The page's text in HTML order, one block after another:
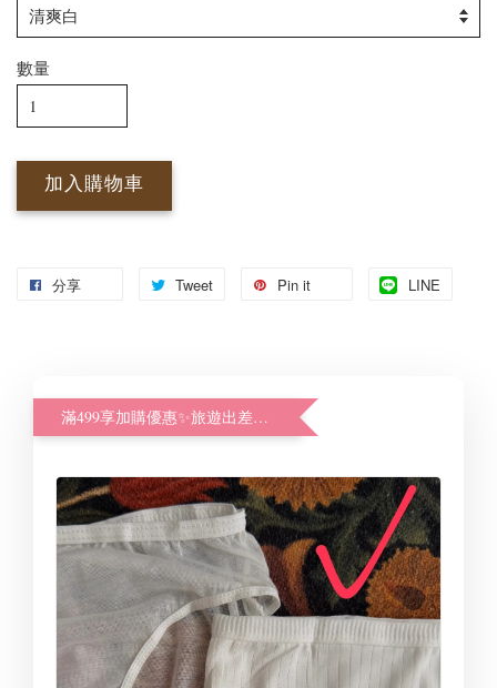
數量
加入購物車
分享 Tweet Pin it LINE
滿499享加購優惠✨旅遊出差好幫手